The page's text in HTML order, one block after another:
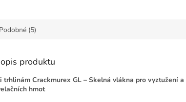
Podobné (5)
produktu
trhlinám Crackmurex GL – Skelná vlákna pro vyztužení a
hmot